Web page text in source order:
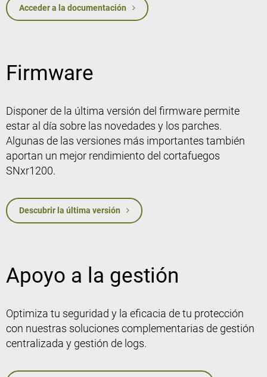
Acceder a la documentación
Firmware
Disponer de la última versión del firmware permite
estar al día sobre las novedades y los parches.
Algunas de las versiones más importantes también
aportan un mejor rendimiento del cortafuegos
SNxr1200.
Descubrir la última versión
Apoyo a la gestión
Optimiza tu seguridad y la eficacia de tu protección
con nuestras soluciones complementarias de gestión
centralizada y gestión de logs.